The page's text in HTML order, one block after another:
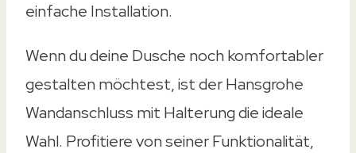
einfache Installation.
Wenn du deine Dusche noch komfortabler
gestalten möchtest, ist der Hansgrohe
Wandanschluss mit Halterung die ideale
Wahl. Profitiere von seiner Funktionalität,